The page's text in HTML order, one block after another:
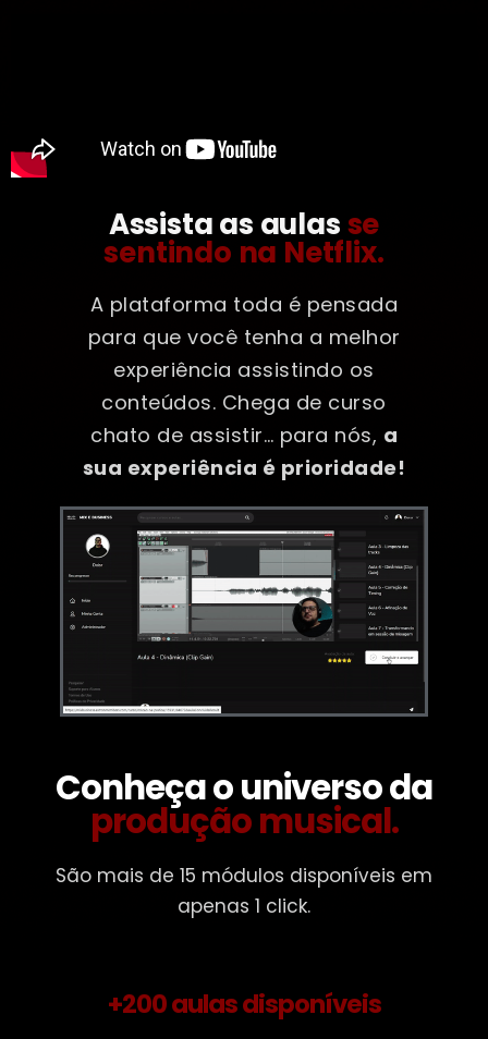
Assista as aulasse
sentindo na Netflix.
A plataforma toda é pensada
para que você tenha a melhor
experiência assistindo os
conteúdos. Chega de curso
chato de assistir… para nós, a
sua experiência é prioridade!
Conheça o universo da
produção musical.
São mais de 15 módulos disponíveis em
apenas 1 click.
+200 aulas disponíveis